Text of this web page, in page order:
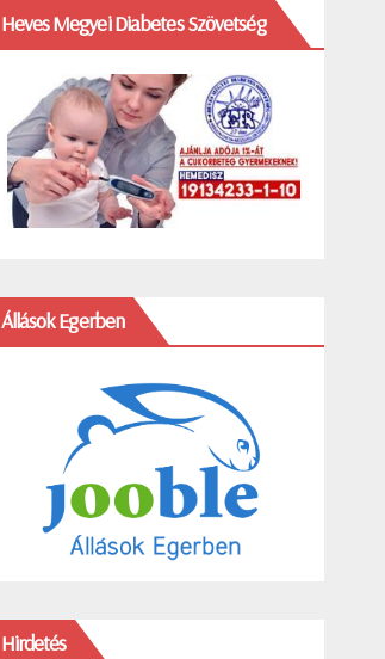
Heves Megyei Diabetes Szövetség
Állások Egerben
Hirdetés